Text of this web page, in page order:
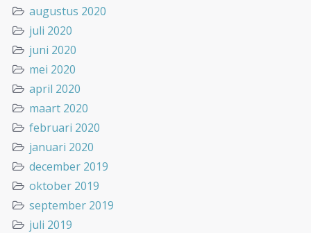
augustus 2020
juli 2020
juni 2020
mei 2020
april 2020
maart 2020
februari 2020
januari 2020
december 2019
oktober 2019
september 2019
juli 2019